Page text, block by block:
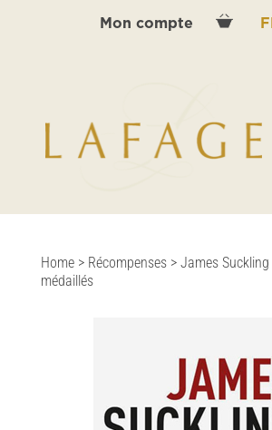
Mon compte
Home> Récompenses> James
médaillés